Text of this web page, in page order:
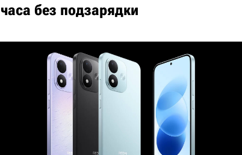
часа без подзарядки